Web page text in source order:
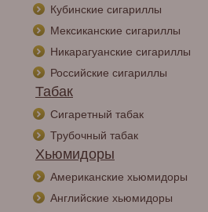
Кубинские сигариллы
Мексиканские сигариллы
Никарагуанские сигариллы
Российские сигариллы
Табак
Сигаретный табак
Трубочный табак
Хьюмидоры
Американские хьюмидоры
Английские хьюмидоры